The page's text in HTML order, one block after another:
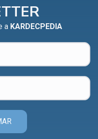
a KARDECPEDIA